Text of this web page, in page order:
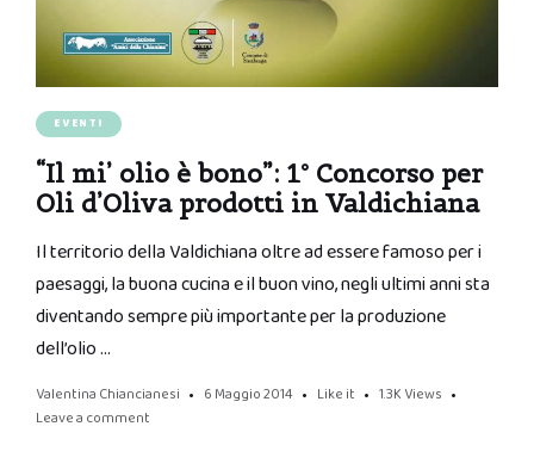
EVENTI
“Il mi’ olio è bono”: 1° Concorso per
Oli d’Oliva prodotti in Valdichiana
Il territorio della Valdichiana oltre ad essere famoso per i
paesaggi, la buona cucina e il buon vino, negli ultimi anni sta
diventando sempre più importante per la produzione
dell’olio …
Valentina Chiancianesi 6 Maggio 2014 Like it 1.3K Views
Leave a comment